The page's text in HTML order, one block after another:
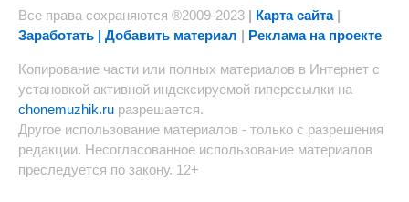
Все права сохраняются ®2009-2023 | Карта сайта|
Заработать | Добавить материал | Реклама на проекте
Копирование части или полных материалов в Интернет с
установкой активной индексируемой гиперссылки на
chonemuzhik.ru разрешается.
Другое использование материалов - только с разрешения
редакции. Несогласованное использование материалов
преследуется по закону. 12+